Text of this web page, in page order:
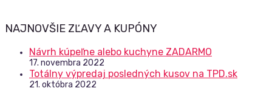
NAJNOVŠIE ZĽAVY A KUPÓNY
Návrh kúpeľne alebo kuchyne ZADARMO
17. novembra 2022
Totálny výpredaj posledných kusov na TPD.sk
21. októbra 2022